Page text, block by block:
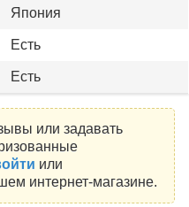
Япония
Есть
Есть
или задавать
или
интернет-магазине.